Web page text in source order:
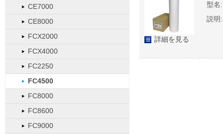
詳細を見る
型名:
説明:
CE7000
CE8000
FCX2000
FCX4000
FC2250
FC4500
FC8000
FC8600
FC9000